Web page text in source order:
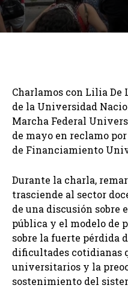
Charlamos con Lilia
de la Universidad
Marcha Federal
de mayo en reclamo
de Financiamiento
Durante la charla,
trasciende al sector
de una discusión sobre
pública y el modelo de
sobre la fuerte pérdida
dificultades cotidianas
universitarios y la
sostenimiento del